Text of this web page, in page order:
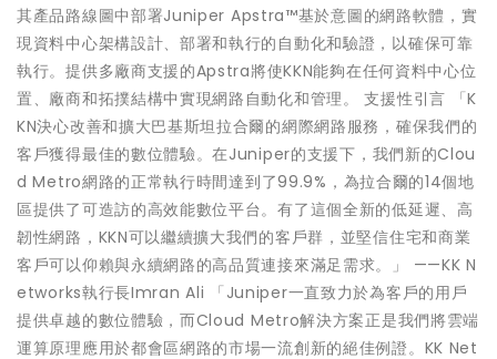
其產品路線圖中部署Juniper Apstra™基於意圖的網路軟體，實
現資料中心架構設計、部署和執行的自動化和驗證，以確保可靠
執行。提供多廠商支援的Apstra將使KKN能夠在任何資料中心位
置、廠商和拓撲結構中實現網路自動化和管理。 支援性引言 「K
KN決心改善和擴大巴基斯坦拉合爾的網際網路服務，確保我們的
客戶獲得最佳的數位體驗。在Juniper的支援下，我們新的Clou
d Metro網路的正常執行時間達到了99.9%，為拉合爾的14個地
區提供了可造訪的高效能數位平台。有了這個全新的低延遲、高
韌性網路，KKN可以繼續擴大我們的客戶群，並堅信住宅和商業
客戶可以仰賴與永續網路的高品質連接來滿足需求。」 ——KK N
etworks執行長Imran Ali 「Juniper一直致力於為客戶的用戶
提供卓越的數位體驗，而Cloud Metro解決方案正是我們將雲端
運算原理應用於都會區網路的市場一流創新的絕佳例證。KK Net